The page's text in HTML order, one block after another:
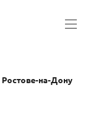
Ростове-на-Дону